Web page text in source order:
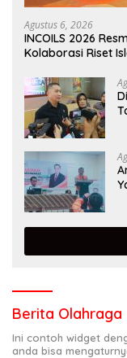
Agustus 6, 2026
INCOILS 2026
Kolaborasi Riset
Berita Olahraga
Ini contoh widget
anda bisa